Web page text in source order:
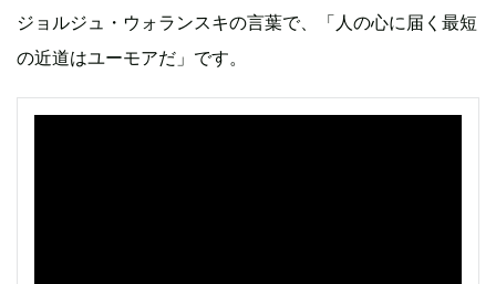
ジョルジュ・ウォランスキの言葉で、「人の心に届く最短
の近道はユーモアだ」です。